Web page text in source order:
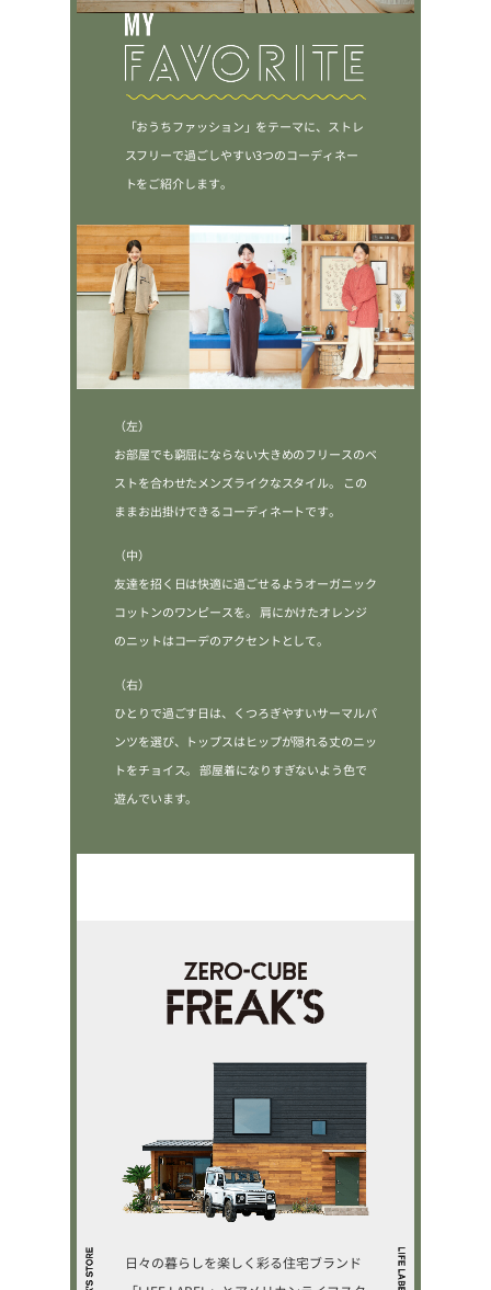
「おうちファッション」をテーマに、ストレ
スフリーで過ごしやすい3つのコーディネー
トをご紹介します。
（左）
お部屋でも窮屈にならない大きめのフリースのベ
ストを合わせたメンズライクなスタイル。
この
ままお出掛けできるコーディネートです。
（中）
友達を招く日は快適に過ごせるようオーガニック
コットンのワンピースを。 肩にかけたオレンジ
のニットはコーデのアクセントとして。
（右）
ひとりで過ごす日は、くつろぎやすいサーマルパ
ンツを選び、トップスはヒップが隠れる丈のニッ
トをチョイス。 部屋着になりすぎないよう色で
遊んでいます。
日々の暮らしを楽しく彩る住宅ブランド